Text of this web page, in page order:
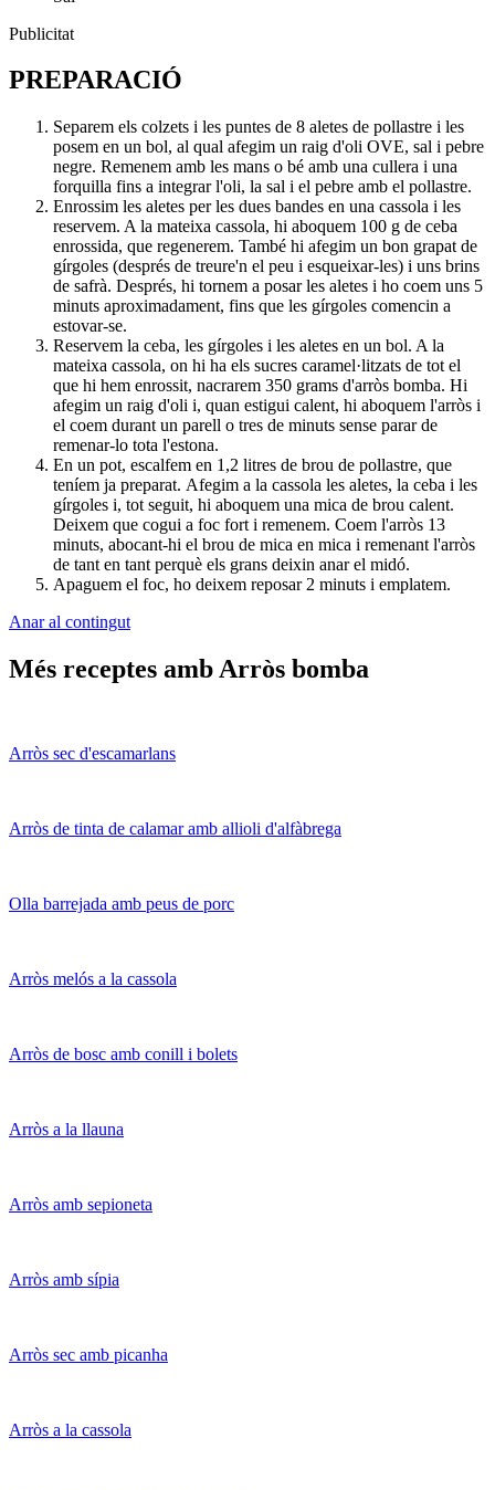
Publicitat
PREPARACIÓ
Separem els colzets i les puntes de 8 aletes de pollastre i les
posem en un bol, al qual afegim un raig d'oli OVE, sal i pebre
negre. Remenem amb les mans o bé amb una cullera i una
forquilla fins a integrar l'oli, la sal i el pebre amb el pollastre.
Enrossim les aletes per les dues bandes en una cassola i les
reservem. A la mateixa cassola, hi aboquem 100 g de ceba
enrossida, que regenerem. També hi afegim un bon grapat de
gírgoles (després de treure'n el peu i esqueixar-les) i uns brins
de safrà. Després, hi tornem a posar les aletes i ho coem uns 5
minuts aproximadament, fins que les gírgoles comencin a
estovar-se.
Reservem la ceba, les gírgoles i les aletes en un bol. A la
mateixa cassola, on hi ha els sucres caramel·litzats de tot el
que hi hem enrossit, nacrarem 350 grams d'arròs bomba. Hi
afegim un raig d'oli i, quan estigui calent, hi aboquem l'arròs i
el coem durant un parell o tres de minuts sense parar de
remenar-lo tota l'estona.
En un pot, escalfem en 1,2 litres de brou de pollastre, que
teníem ja preparat. Afegim a la cassola les aletes, la ceba i les
gírgoles i, tot seguit, hi aboquem una mica de brou calent.
Deixem que cogui a foc fort i remenem. Coem l'arròs 13
minuts, abocant-hi el brou de mica en mica i remenant l'arròs
de tant en tant perquè els grans deixin anar el midó.
Apaguem el foc, ho deixem reposar 2 minuts i emplatem.
Anar al contingut
Més receptes amb Arròs bomba
Arròs sec d'escamarlans
Arròs de tinta de calamar amb allioli d'alfàbrega
Olla barrejada amb peus de porc
Arròs melós a la cassola
Arròs de bosc amb conill i bolets
Arròs a la llauna
Arròs amb sepioneta
Arròs amb sípia
Arròs sec amb picanha
Arròs a la cassola